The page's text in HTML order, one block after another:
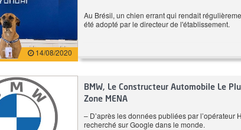
14/08/2020
Au Brésil, un chien errant qui rendait
été adopté par le directeur de l'établissement.
BMW, Le Constructeur Automobile Le
Zone MENA
– D’après les données publiées par
recherché sur Google dans le monde.
184 CH
6.6 L/100 km
Prix: 279 900 DT Prix:
BMW Serie 4 Gran Coupe
420i Pack M 1.5 L CVT EX